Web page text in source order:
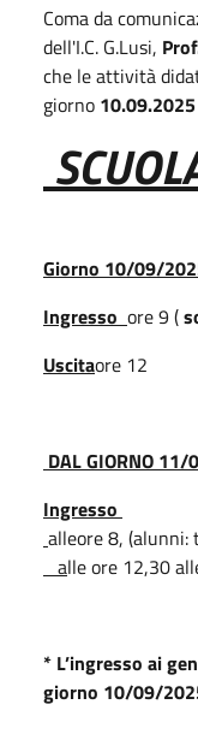
Coma da
dell'I.C. G.Lusi,
che le attività
giorno 10.09.2025
Giorno 10/09/
Ingresso ore 9 (
Uscitaore 12
DAL GIORNO
Ingresso
alleore 8, (alunni:
alleore 12,30
* L’ingresso ai
giorno 10/09/